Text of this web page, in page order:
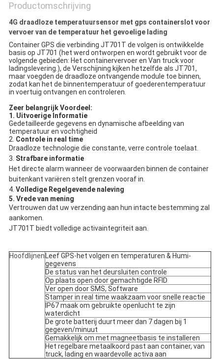
Productomschrijving
4G draadloze temperatuursensor met gps containerslot voor
vervoer van de temperatuur het gevoelige lading
Container GPS die verbinding JT701T de volgen is ontwikkelde
basis op JT701 (het werd ontworpen en wordt gebruikt voor de
volgende gebieden: Het containervervoer en Van truck voor
ladingslevering.), de Verschijning kijken hetzelfde als JT701,
maar voegden de draadloze ontvangende module toe binnen,
zodat kan het de binnentemperatuur of goederentemperatuur
in voertuig ontvangen en controleren.
Zeer belangrijk Voordeel:
1. Uitvoerige Informatie
Gedetailleerde gegevens en dynamische afbeelding van
temperatuur en vochtigheid
2. Controle in real time
Draadloze technologie die constante, verre controle toelaat.
3. Strafbare informatie
Het directe alarm wanneer de voorwaarden binnen de container
buitenkant variëren stelt grenzen vooraf in.
4. Volledige Regelgevende naleving
5. Vrede van mening
Vertrouwen dat uw verzending aan hun intacte bestemming zal
aankomen.
JT701T biedt volledige activaintegriteit aan.
Hoofdlijnen Leef GPS-het volgen en temperaturen & Humi-
gegevens
De status van het deursluiten controle
Op plaats open door gemachtigde RFID
Ver open door SMS, Software
Stamper in real time waakzaam voor snelle reactie
IP67 maak om gebruikte openlucht te zijn
waterdicht
De grote batterij duurt meer dan 7 dagen bij 1
gegeven/minuut
Gemakkelijk om met magneetbasis te installeren
Het regelbare metaalkoord past aan container, van
truck, lading en waardevolle activa aan